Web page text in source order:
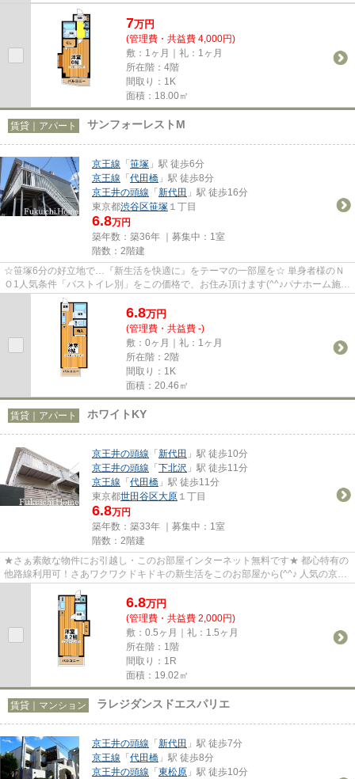
7万円
(管理費・共益費 4,000円)
敷：1ヶ月｜礼：1ヶ月
所在階：4階
間取り：1K
面積：18.00㎡
賃貸｜アパート サンフォーレストM
京王線 「笹塚 」駅 徒歩6分
京王線 「代田橋 」駅 徒歩8分
京王井の頭線 「新代田 」駅 徒歩16分
東京都渋谷区笹塚 １丁目
6.8万円
築年数：築36年 ｜募集中： 1室
階数：2階建
☆笹塚6分の好立地で…『新生活を快適に』をテーマの一部屋を☆ 単身者様のＮ
Ｏ1人気条件「バストイレ別」をこの価格で、お住み頂けます(^^♪パナホーム施工
で安心設計☆駅から徒歩4分の好...
6.8万円
(管理費・共益費 -)
敷：0ヶ月｜礼：1ヶ月
所在階：2階
間取り：1K
面積：20.46㎡
賃貸｜アパート ホワイトKY
京王井の頭線 「新代田 」駅 徒歩10分
京王井の頭線 「下北沢 」駅 徒歩11分
京王線 「代田橋 」駅 徒歩11分
東京都世田谷区大原 １丁目
6.8万円
築年数：築33年 ｜募集中： 1室
階数：2階建
★さぁ素敵な物件にお引越し・このお部屋インターネット無料です★ 都心特有の
他路線利用可！さあワクワクドキドキの新生活をこのお部屋から(^^♪ 人気の京王
線南側エリア、下北沢駅も利...
6.8万円
(管理費・共益費 2,000円)
敷：0.5ヶ月｜礼：1.5ヶ月
所在階：1階
間取り：1R
面積：19.02㎡
賃貸｜マンション ラレジダンスドエスパリエ
京王井の頭線 「新代田 」駅 徒歩7分
京王線 「代田橋 」駅 徒歩8分
京王井の頭線 「東松原 」駅 徒歩10分